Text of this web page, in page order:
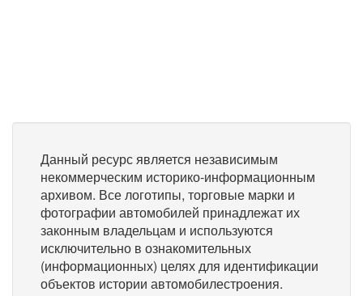
Данный ресурс является независимым
некоммерческим историко-информационным
архивом. Все логотипы, торговые марки и
фотографии автомобилей принадлежат их
законным владельцам и используются
исключительно в ознакомительных
(информационных) целях для идентификации
объектов истории автомобилестроения.